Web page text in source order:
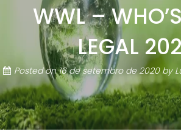
WWL –
LEGAL
Posted on16 de setembro de 2020by